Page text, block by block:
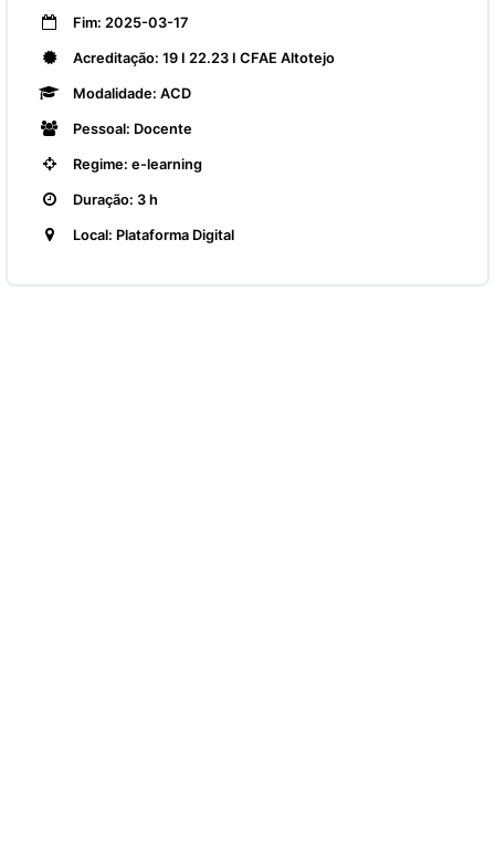
Fim: 2025-03-17
Acreditação: 19 I 22.23 I CFAE Altotejo
Modalidade: ACD
Pessoal: Docente
Regime: e-learning
Duração: 3 h
Local: Plataforma Digital